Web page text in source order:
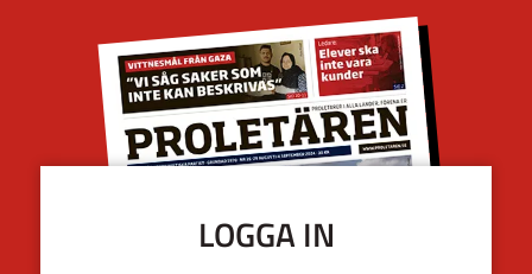
LOGGA IN